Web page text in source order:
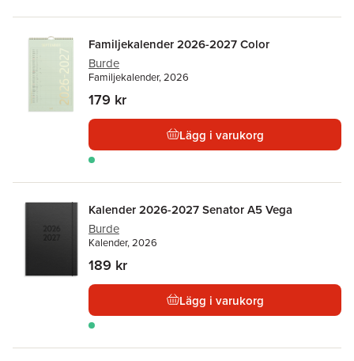
Familjekalender 2026-2027 Color
Burde
Familjekalender, 2026
179 kr
Lägg i varukorg
Kalender 2026-2027 Senator A5 Vega
Burde
Kalender, 2026
189 kr
Lägg i varukorg